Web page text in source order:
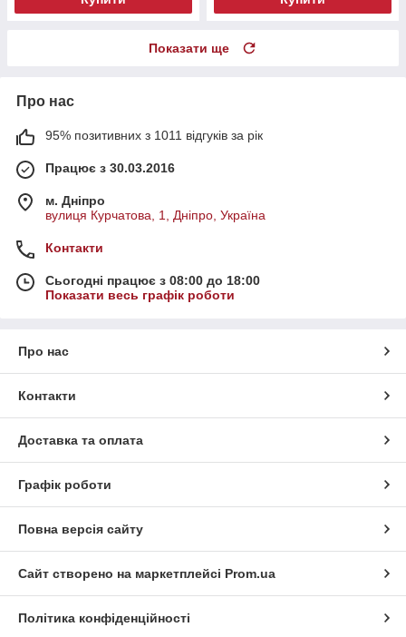
Показати ще
Про нас
95% позитивних з 1011 відгуків за рік
Працює з 30.03.2016
м. Дніпро
вулиця Курчатова, 1, Дніпро, Україна
Контакти
Сьогодні працює з 08:00 до 18:00
Показати весь графік роботи
Про нас
Контакти
Доставка та оплата
Графік роботи
Повна версія сайту
Сайт створено на маркетплейсі Prom.ua
Політика конфіденційності